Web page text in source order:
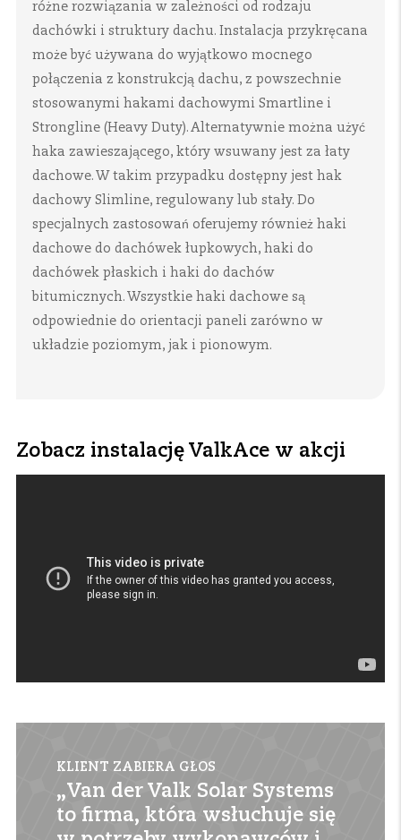
różne rozwiązania w zależności od rodzaju
dachówki i struktury dachu. Instalacja przykręcana
może być używana do wyjątkowo mocnego
połączenia z konstrukcją dachu, z powszechnie
stosowanymi hakami dachowymi Smartline i
Strongline (Heavy Duty). Alternatywnie można użyć
haka zawieszającego, który wsuwany jest za łaty
dachowe. W takim przypadku dostępny jest hak
dachowy Slimline, regulowany lub stały. Do
specjalnych zastosowań oferujemy również haki
dachowe do dachówek łupkowych, haki do
dachówek płaskich i haki do dachów
bitumicznych. Wszystkie haki dachowe są
odpowiednie do orientacji paneli zarówno w
układzie poziomym, jak i pionowym.
Zobacz instalację ValkAce w akcji
KLIENT ZABIERA GŁOS
„Van der Valk Solar Systems
to firma, która wsłuchuje się